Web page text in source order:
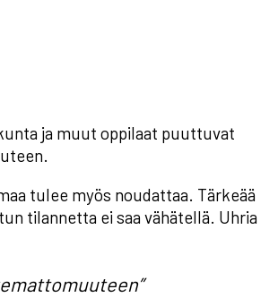
ja muut oppilaat puuttuvat
tulee myös noudattaa. Tärkeää
tilannetta ei saa vähätellä. Uhria